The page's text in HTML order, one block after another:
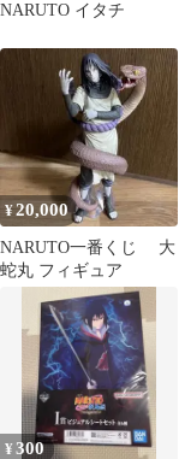
NARUTO イタチ
¥20,000
NARUTO一番くじ 大
蛇丸 フィギュア
¥300